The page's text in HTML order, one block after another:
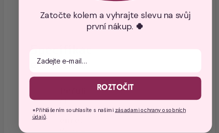
e
cí
ingredi
Zatočte kolem a vyhrajte slevu na svůj
první nákup. 🍀
Roztočit
*Přihlášením souhlasíte s našimi zásadami ochrany osobních
údajů.